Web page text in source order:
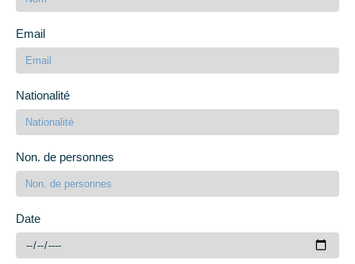
Email
Nationalité
Non. de personnes
Date